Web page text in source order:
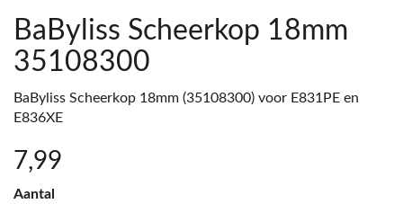
BaByliss Scheerkop 18mm
35108300
BaByliss Scheerkop 18mm (35108300) voor E831PE en
E836XE
7,99
Aantal